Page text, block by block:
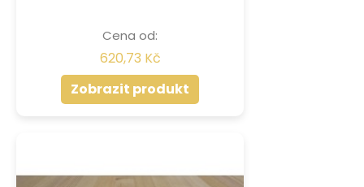
Cena od:
620,73 Kč
Zobrazit produkt